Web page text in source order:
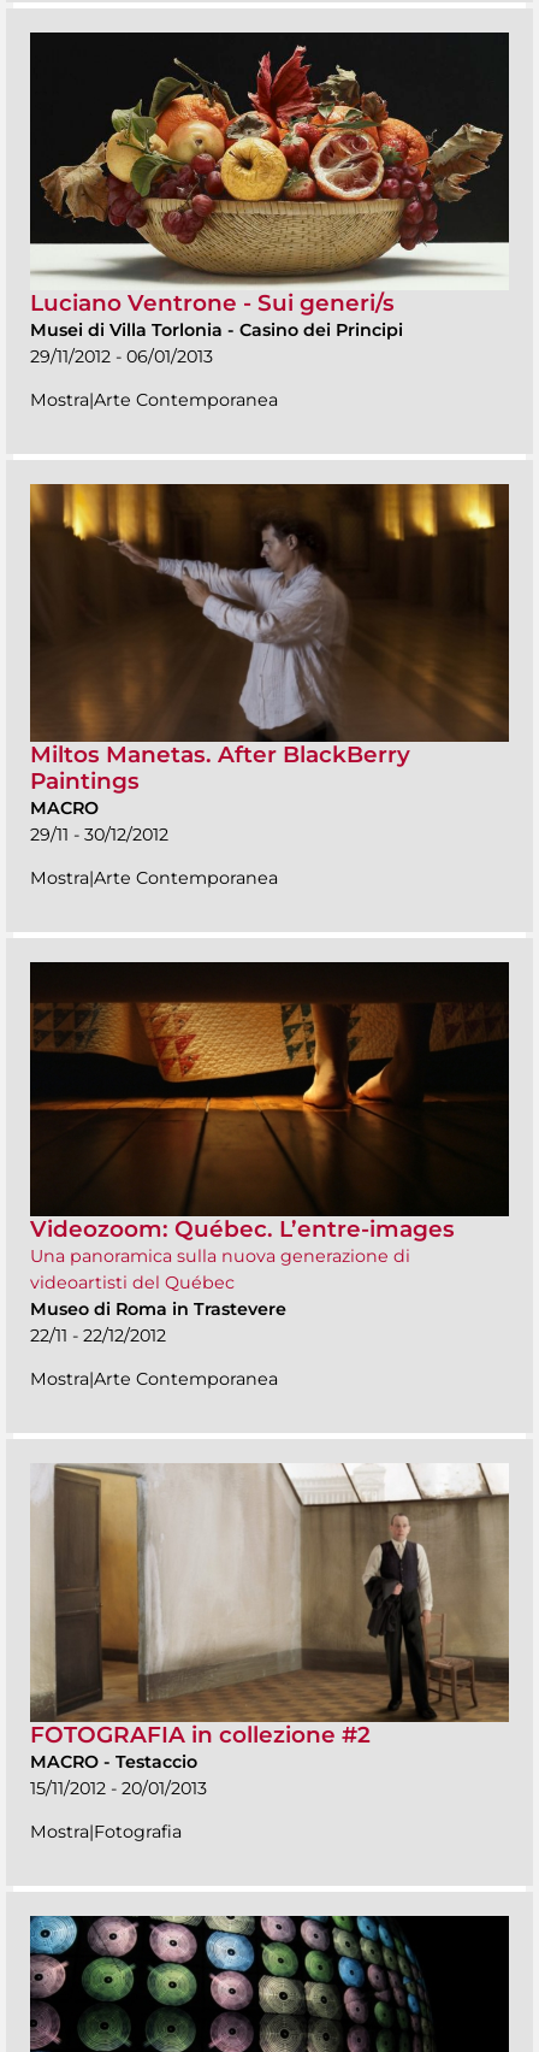
Luciano Ventrone - Sui generi/s
Musei di Villa Torlonia - Casino dei Principi
29/11/2012 - 06/01/2013
Mostra|Arte Contemporanea
Miltos Manetas. After BlackBerry
Paintings
MACRO
29/11 - 30/12/2012
Mostra|Arte Contemporanea
Videozoom: Québec. L’entre-images
Una panoramica sulla nuova generazione di
videoartisti del Québec
Museo di Roma in Trastevere
22/11 - 22/12/2012
Mostra|Arte Contemporanea
FOTOGRAFIA in collezione #2
MACRO - Testaccio
15/11/2012 - 20/01/2013
Mostra|Fotografia